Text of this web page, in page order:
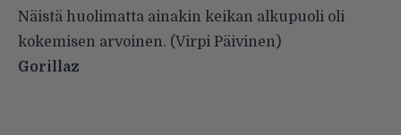
Näistä huolimatta ainakin keikan alkupuoli oli
kokemisen arvoinen. (Virpi Päivinen)
Gorillaz